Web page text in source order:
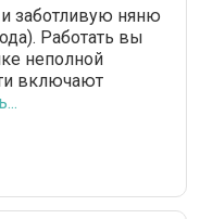
заботливую няню
Работать вы
неполной
включают